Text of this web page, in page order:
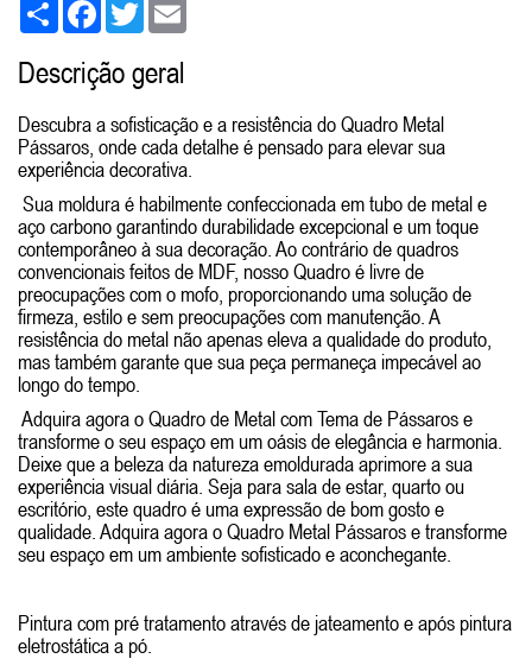
Descrição geral
Descubra a sofisticação e a resistência do Quadro Metal
Pássaros, onde cada detalhe é pensado para elevar sua
experiência decorativa.
Sua moldura é habilmente confeccionada em tubo de metal e
aço carbono garantindo durabilidade excepcional e um toque
contemporâneo à sua decoração. Ao contrário de quadros
convencionais feitos de MDF, nosso Quadro é livre de
preocupações com o mofo, proporcionando uma solução de
firmeza, estilo e sem preocupações com manutenção. A
resistência do metal não apenas eleva a qualidade do produto,
mas também garante que sua peça permaneça impecável ao
longo do tempo.
Adquira agora o Quadro de Metal com Tema de Pássaros e
transforme o seu espaço em um oásis de elegância e harmonia.
Deixe que a beleza da natureza emoldurada aprimore a sua
experiência visual diária. Seja para sala de estar, quarto ou
escritório, este quadro é uma expressão de bom gosto e
qualidade. Adquira agora o Quadro Metal Pássaros e transforme
seu espaço em um ambiente sofisticado e aconchegante.
Pintura com pré tratamento através de jateamento e após pintura
eletrostática a pó.